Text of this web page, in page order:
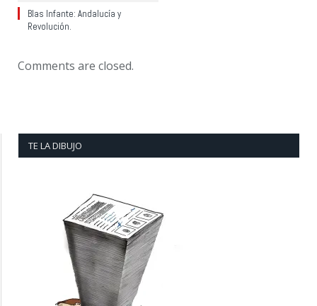
Blas Infante: Andalucía y
Revolución.
Comments are closed.
TE LA DIBUJO